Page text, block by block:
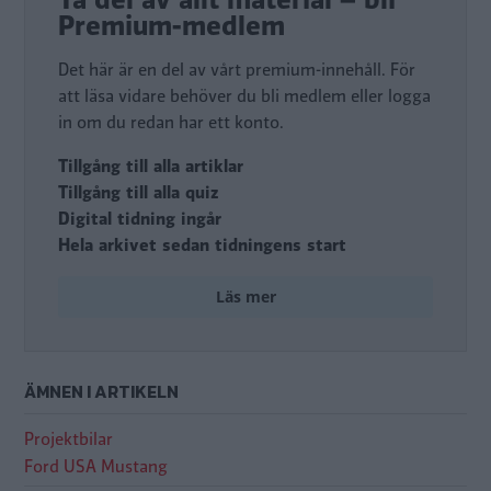
Byteskomik: Hur ska vi ersätta Mustangen?
Premium-medlem
Det här är en del av vårt premium-innehåll. För
att läsa vidare behöver du bli medlem eller logga
in om du redan har ett konto.
Tillgång till alla artiklar
Tillgång till alla quiz
Digital tidning ingår
Hela arkivet sedan tidningens start
Läs mer
ÄMNEN I ARTIKELN
Projektbilar
Ford USA Mustang